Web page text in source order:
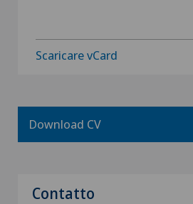
Scaricare vCard
Download CV
Contatto